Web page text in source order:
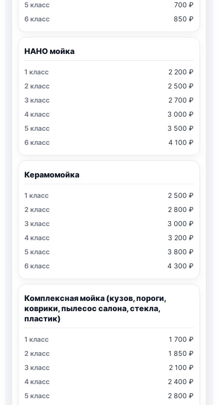
700 ₽
850 ₽
НАНО мойка
2 200 ₽
2 500 ₽
2 700 ₽
3 000 ₽
3 500 ₽
4 100 ₽
Керамомойка
2 500 ₽
2 800 ₽
3 000 ₽
3 200 ₽
3 800 ₽
4 300 ₽
Комплексная мойка (кузов, пороги,
коврики, пылесос салона, стекла,
пластик)
1 700 ₽
1 850 ₽
2 100 ₽
2 400 ₽
2 800 ₽